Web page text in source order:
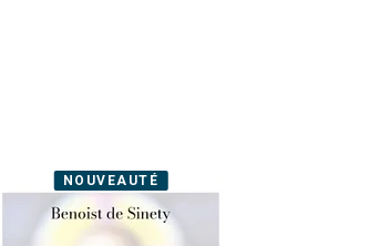
NOUVEAUTÉ